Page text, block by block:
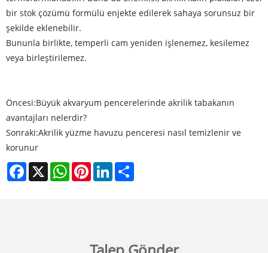
bir stok çözümü formülü enjekte edilerek sahaya sorunsuz bir
şekilde eklenebilir.
Bununla birlikte, temperli cam yeniden işlenemez, kesilemez
veya birleştirilemez.
Öncesi:Büyük akvaryum pencerelerinde akrilik tabakanın
avantajları nelerdir?
Sonraki:Akrilik yüzme havuzu penceresi nasıl temizlenir ve
korunur
Facebook
X WhatsAppPinterestLinkedIn